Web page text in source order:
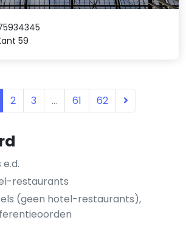
e.d.
restaurants
(geen hotel-restaurants),
59
2 3 ... 61 62